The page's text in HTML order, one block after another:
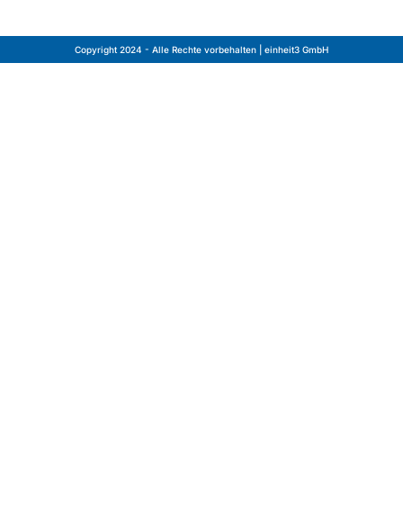
Copyright 2024 - Alle Rechte vorbehalten | einheit3 GmbH
src="https://embed.converttab.io/tab/